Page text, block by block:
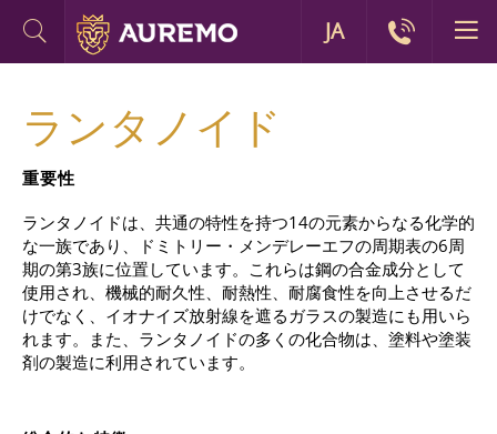
ランタノイド
重要性
ランタノイドは、共通の特性を持つ14の元素からなる化学的
な一族であり、
ドミトリー・メンデレーエフの周期表の6周
期の第3族に位置しています。これらは鋼の合金成分として
使用され、機械的耐久性、耐熱性、耐腐食性を向上させるだ
けでなく、イオナイズ放射線を遮るガラスの製造にも用いら
れます。また、ランタノイドの多くの化合物は、塗料や塗装
剤の製造に利用されています。
JA